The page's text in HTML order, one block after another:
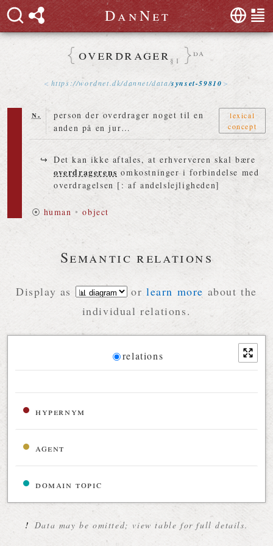
DanNet
overdrager §1
da
https://wordnet .dk/dannet/data/synset-59810
n.
person der overdrager noget til en
anden på en jur…
lexical
concept
Det kan ikke aftales, at erhververen skal bære
overdragerens omkostninger i forbindelse med
overdragelsen [: af andelslejligheden]
⦿ human •object
Semantic relations
Display as or learn more about the
individual relations.
Diagram
relations
hypernym
agent
domain topic
! Data may be omitted; view table for full details.